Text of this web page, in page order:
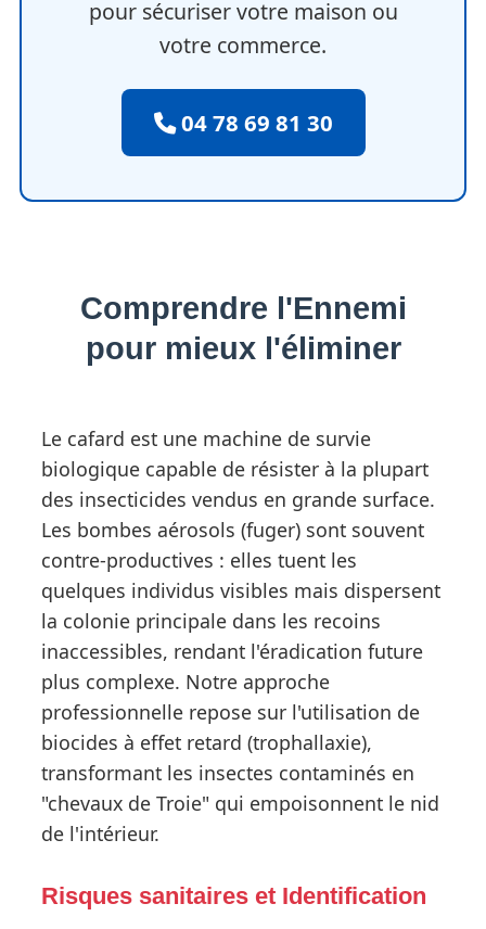
pour sécuriser votre maison ou
votre commerce.
04 78 69 81 30
Comprendre l'Ennemi
pour mieux l'éliminer
Le cafard est une machine de survie
biologique capable de résister à la plupart
des insecticides vendus en grande surface.
Les bombes aérosols (fuger) sont souvent
contre-productives : elles tuent les
quelques individus visibles mais dispersent
la colonie principale dans les recoins
inaccessibles, rendant l'éradication future
plus complexe. Notre approche
professionnelle repose sur l'utilisation de
biocides à effet retard (trophallaxie),
transformant les insectes contaminés en
"chevaux de Troie" qui empoisonnent le nid
de l'intérieur.
Risques sanitaires et Identification